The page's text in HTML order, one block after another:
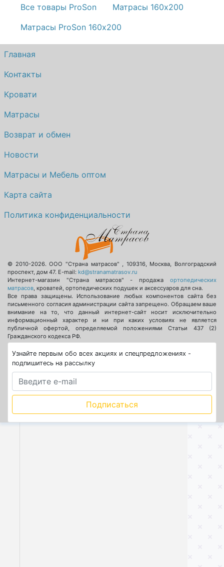
Все товары ProSon
Матрасы 160х200
Матрасы ProSon 160х200
Главная
Контакты
Кровати
Матрасы
Возврат и обмен
Новости
Матрасы и Мебель оптом
Карта сайта
Политика конфиденциальности
© 2010-2026.ООО "Страна матрасов" 109316, Москва
Волгоградский
проспект, дом 47. E-mail: kd@stranamatrasov.ru
Интернет-магазин "Страна матрасов" - продажа ортопедических
матрасов , кроватей, ортопедических подушек и аксессуаров для сна.
Все права защищены. Использование любых компонентов сайта без
письменного согласия администрации сайта запрещено. Обращаем ваше
внимание на то, что данный интернет-сайт носит исключительно
информационный характер и ни при каких условиях не является
публичной офертой, определяемой положениями Статьи 437 (2)
Гражданского кодекса РФ.
Узнайте первым обо всех акциях и спецпредложениях -
подпишитесь на рассылку